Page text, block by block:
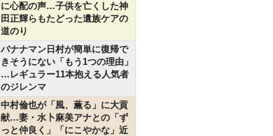
に心配の声…子供を亡くした神
田正輝らもたどった遺族ケアの
道のり
バナナマン日村が簡単に復帰で
きそうにない「もう1つの理由」
…レギュラー11本抱える人気者
のジレンマ
中村倫也が「風、薫る」に大貢
献…妻・水卜麻美アナとの「ず
っと仲良く」「にこやかな」近